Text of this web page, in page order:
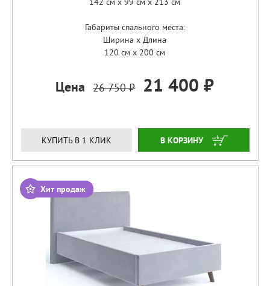
Габариты спального места:
Ширина x Длина
120 см x 200 см
Цена 26 750 ₽ 21 400 ₽
КУПИТЬ В 1 КЛИК ЗАКАЗАТЬ
Хит продаж